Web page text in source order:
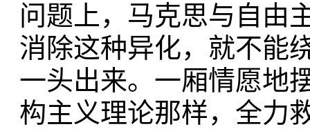
问题上，马克思与自由
消除这种异化，就不能
一头出来。一厢情愿地
构主义理论那样，全力